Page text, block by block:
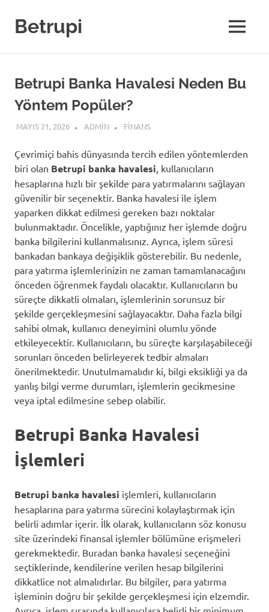
contentBetrupi MENU
Betrupi Banka Havalesi Neden Bu
Yöntem Popüler?
MAYIS 21, 2026 ADMIN FINANS
Çevrimiçi bahis dünyasında tercih edilen yöntemlerden
biri olan Betrupi banka havalesi , kullanıcıların
hesaplarına hızlı bir şekilde para yatırmalarını sağlayan
güvenilir bir seçenektir. Banka havalesi ile işlem
yaparken dikkat edilmesi gereken bazı noktalar
bulunmaktadır. Öncelikle, yaptığınız her işlemde doğru
banka bilgilerini kullanmalısınız. Ayrıca, işlem süresi
bankadan bankaya değişiklik gösterebilir. Bu nedenle,
para yatırma işlemlerinizin ne zaman tamamlanacağını
önceden öğrenmek faydalı olacaktır. Kullanıcıların bu
süreçte dikkatli olmaları, işlemlerinin sorunsuz bir
şekilde gerçekleşmesini sağlayacaktır. Daha fazla bilgi
sahibi olmak, kullanıcı deneyimini olumlu yönde
etkileyecektir. Kullanıcıların, bu süreçte karşılaşabileceği
sorunları önceden belirleyerek tedbir almaları
önerilmektedir. Unutulmamalıdır ki, bilgi eksikliği ya da
yanlış bilgi verme durumları, işlemlerin gecikmesine
veya iptal edilmesine sebep olabilir.
Betrupi Banka Havalesi
İşlemleri
Betrupi banka havalesi işlemleri, kullanıcıların
hesaplarına para yatırma sürecini kolaylaştırmak için
belirli adımlar içerir. İlk olarak, kullanıcıların söz konusu
site üzerindeki finansal işlemler bölümüne erişmeleri
gerekmektedir. Buradan banka havalesi seçeneğini
seçtiklerinde, kendilerine verilen hesap bilgilerini
dikkatlice not almalıdırlar. Bu bilgiler, para yatırma
işleminin doğru bir şekilde gerçekleşmesi için elzemdir.